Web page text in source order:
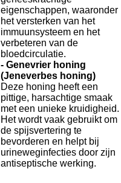
eigenschappen, waaronder
het versterken van het
immuunsysteem en het
verbeteren van de
bloedcirculatie.
- Genevrier honing
(Jeneverbes honing)
Deze honing heeft een
pittige, harsachtige smaak
met een unieke kruidigheid.
Het wordt vaak gebruikt om
de spijsvertering te
bevorderen en helpt bij
urineweginfecties door zijn
antiseptische werking.